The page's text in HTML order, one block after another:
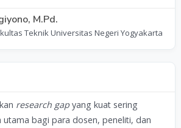
M.Pd.
Teknik Universitas Negeri Yogyakarta
research gap yang kuat sering
bagi para dosen, peneliti, dan